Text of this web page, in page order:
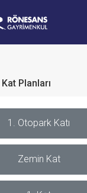
Kat Planları
1. Otopark Katı
Zemin Kat